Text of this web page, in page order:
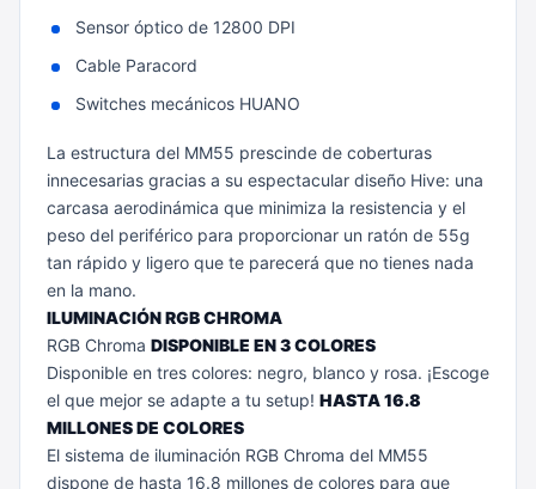
Sensor óptico de 12800 DPI
Cable Paracord
Switches mecánicos HUANO
La estructura del MM55 prescinde de coberturas
innecesarias gracias a su espectacular diseño Hive: una
carcasa aerodinámica que minimiza la resistencia y el
peso del periférico para proporcionar un ratón de 55g
tan rápido y ligero que te parecerá que no tienes nada
en la mano.
ILUMINACIÓN RGB CHROMA
RGB Chroma DISPONIBLE EN 3 COLORES
Disponible en tres colores: negro, blanco y rosa. ¡Escoge
el que mejor se adapte a tu setup! HASTA 16.8
MILLONES DE COLORES
El sistema de iluminación RGB Chroma del MM55
dispone de hasta 16.8 millones de colores para que